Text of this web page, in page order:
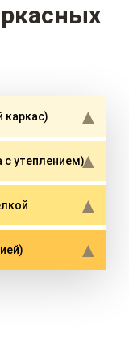
каркас)
с утеплением)